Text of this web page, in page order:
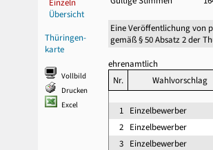
Einzeln
Übersicht
Thüringen-
karte
Vollbild
Drucken
Excel
Eine Veröffentlichung von
gemäß § 50 Absatz 2 der
ehrenamtlich
Nr.
Wahlvorschlag
1 Einzelbewerber
2 Einzelbewerber
3 Einzelbewerber